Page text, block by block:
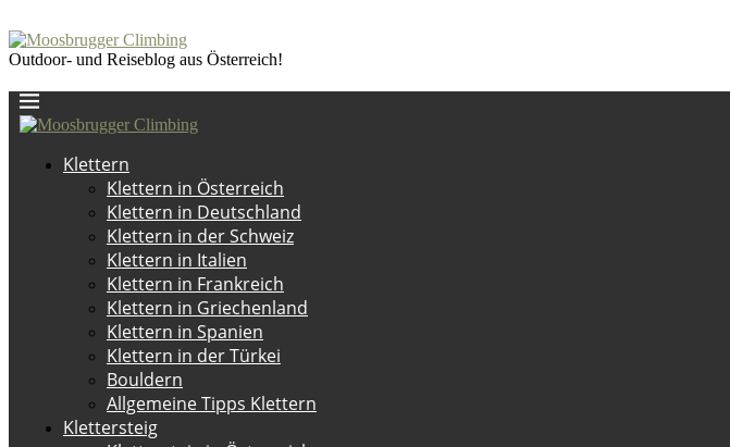
Outdoor- und Reiseblog aus Österreich!
Klettern
Klettern in Österreich
Klettern in Deutschland
Klettern in der Schweiz
Klettern in Italien
Klettern in Frankreich
Klettern in Griechenland
Klettern in Spanien
Klettern in der Türkei
Bouldern
Allgemeine Tipps Klettern
Klettersteig